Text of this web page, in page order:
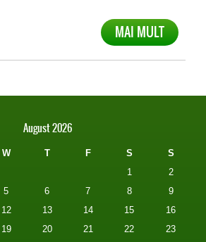
MAI MULT
August 2026
W T F S
S
1
2
5 6 7 8
9
12 13 14 15
16
19 20 21 22
23